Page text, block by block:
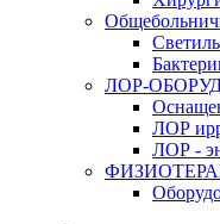
ЛОР-
ЛОР
ЛОР -